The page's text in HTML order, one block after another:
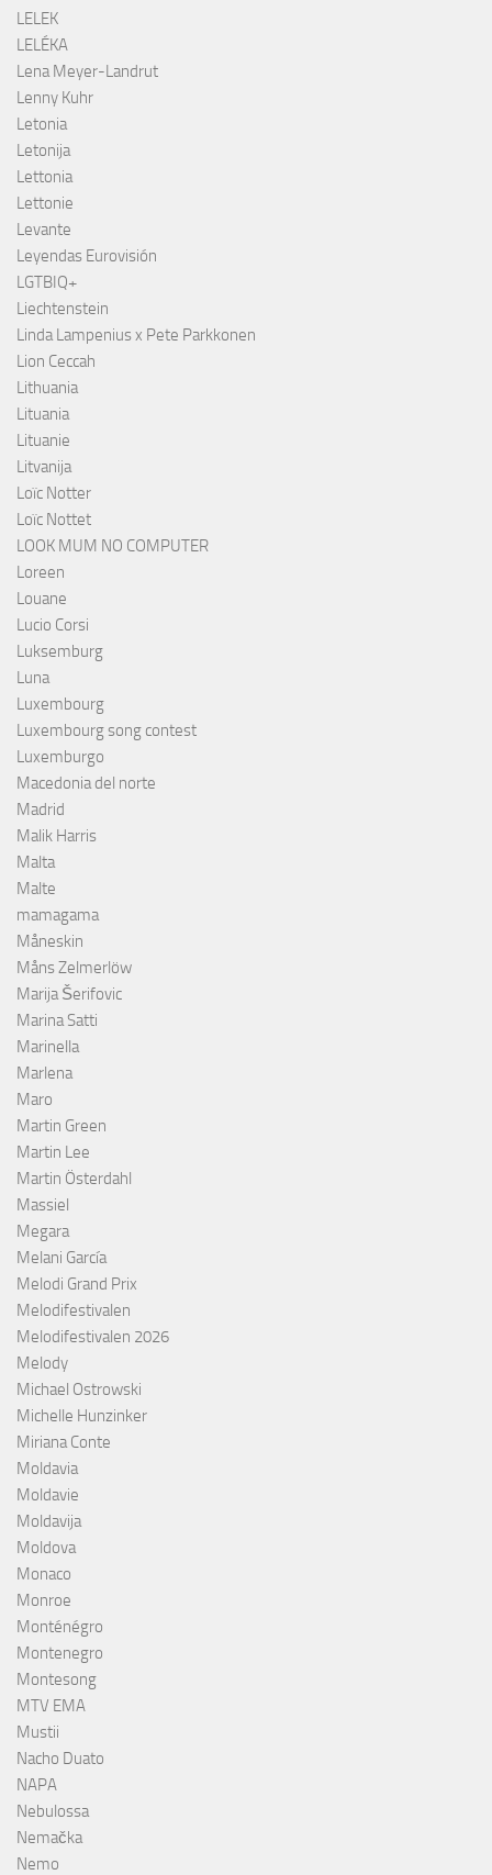
LELEK
LELÉKA
Lena Meyer-Landrut
Lenny Kuhr
Letonia
Letonija
Lettonia
Lettonie
Levante
Leyendas Eurovisión
LGTBIQ+
Liechtenstein
Linda Lampenius x Pete Parkkonen
Lion Ceccah
Lithuania
Lituania
Lituanie
Litvanija
Loïc Notter
Loïc Nottet
LOOK MUM NO COMPUTER
Loreen
Louane
Lucio Corsi
Luksemburg
Luna
Luxembourg
Luxembourg song contest
Luxemburgo
Macedonia del norte
Madrid
Malik Harris
Malta
Malte
mamagama
Måneskin
Måns Zelmerlöw
Marija Šerifovic
Marina Satti
Marinella
Marlena
Maro
Martin Green
Martin Lee
Martin Österdahl
Massiel
Megara
Melani García
Melodi Grand Prix
Melodifestivalen
Melodifestivalen 2026
Melody
Michael Ostrowski
Michelle Hunzinker
Miriana Conte
Moldavia
Moldavie
Moldavija
Moldova
Monaco
Monroe
Monténégro
Montenegro
Montesong
MTV EMA
Mustii
Nacho Duato
NAPA
Nebulossa
Nemačka
Nemo